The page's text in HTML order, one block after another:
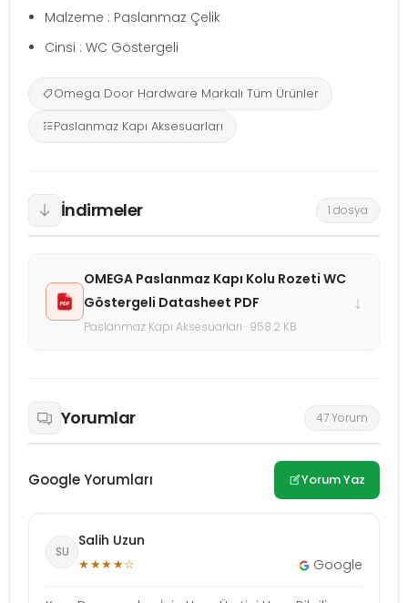
Malzeme : Paslanmaz Çelik
Cinsi : WC Göstergeli
Omega Door Hardware Markalı Tüm Ürünler
Paslanmaz Kapı Aksesuarları
İndirmeler 1 dosya
OMEGA Paslanmaz Kapı Kolu Rozeti WC
Göstergeli Datasheet PDF
Paslanmaz Kapı Aksesuarları · 958.2 KB
↓
Yorumlar 47 Yorum
Google Yorumları Yorum Yaz
SU
Salih Uzun
★★★★☆ Google